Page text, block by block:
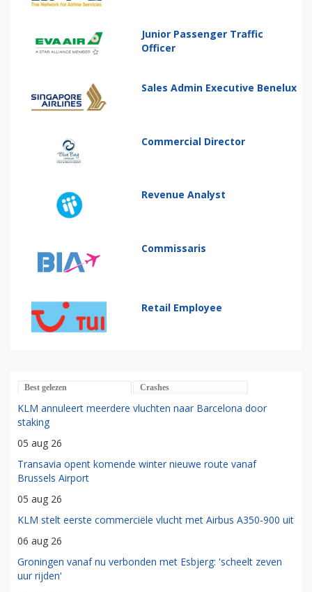
Junior Passenger Traffic
Officer
Sales Admin Executive Benelux
Commercial Director
Revenue Analyst
Commissaris
Retail Employee
Best gelezen Crashes
KLM annuleert meerdere vluchten naar Barcelona door
staking
05 aug 26
Transavia opent komende winter nieuwe route vanaf
Brussels Airport
05 aug 26
KLM stelt eerste commerciële vlucht met Airbus A350-900 uit
06 aug 26
Groningen vanaf nu verbonden met Esbjerg: 'scheelt zeven
uur rijden'